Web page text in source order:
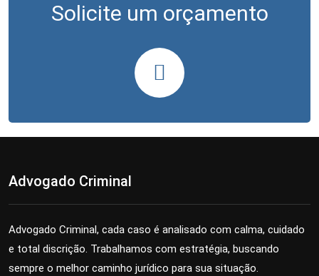
Solicite um orçamento
Advogado Criminal
Advogado Criminal, cada caso é analisado com calma, cuidado
e total discrição. Trabalhamos com estratégia, buscando
sempre o melhor caminho jurídico para sua situação.